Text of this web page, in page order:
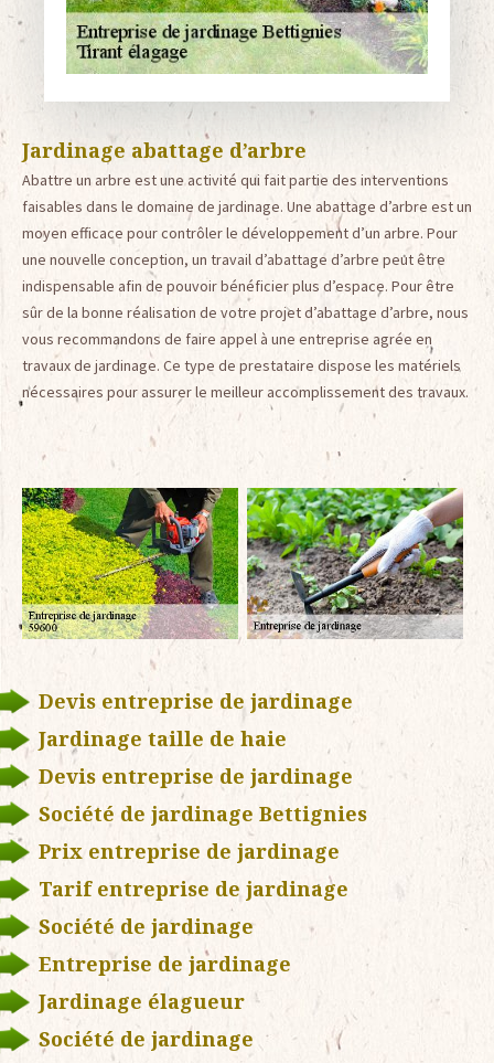
Jardinage abattage d’arbre
Abattre un arbre est une activité qui fait partie des interventions
faisables dans le domaine de jardinage. Une abattage d’arbre est un
moyen efficace pour contrôler le développement d’un arbre. Pour
une nouvelle conception, un travail d’abattage d’arbre peut être
indispensable afin de pouvoir bénéficier plus d’espace. Pour être
sûr de la bonne réalisation de votre projet d’abattage d’arbre, nous
vous recommandons de faire appel à une entreprise agrée en
travaux de jardinage. Ce type de prestataire dispose les matériels
nécessaires pour assurer le meilleur accomplissement des travaux.
Devis entreprise de jardinage
Jardinage taille de haie
Devis entreprise de jardinage
Société de jardinage Bettignies
Prix entreprise de jardinage
Tarif entreprise de jardinage
Société de jardinage
Entreprise de jardinage
Jardinage élagueur
Société de jardinage